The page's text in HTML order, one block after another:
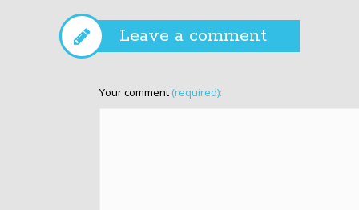
Leave a comment
Your comment (required):